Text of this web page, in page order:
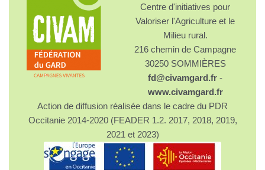
Centre d'initiatives pour
Valoriser l'Agriculture et le
Milieu rural.
216 chemin de Campagne
30250 SOMMIÈRES
fd@civamgard.fr -
www.civamgard.fr
Action de diffusion réalisée dans le cadre du PDR
Occitanie 2014-2020 (FEADER 1.2. 2017, 2018, 2019,
2021 et 2023)